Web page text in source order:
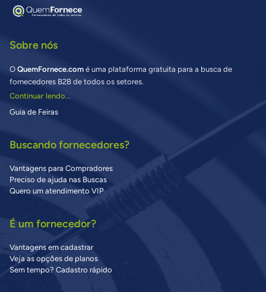
Sobre nós
O QuemFornece.com é uma plataforma gratuita para a busca de
fornecedores B2B de todos os setores.
Continuar lendo...
Guia de Feiras
Buscando fornecedores?
Vantagens para Compradores
Preciso de ajuda nas Buscas
Quero um atendimento VIP
É um fornecedor?
Vantagens em cadastrar
Veja as opções de planos
Sem tempo? Cadastro rápido